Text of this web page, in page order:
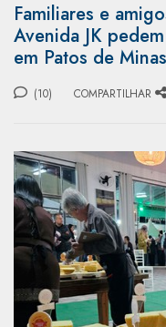
Familiares e
Avenida JK
em Patos de Minas
(10) COMPARTILHAR